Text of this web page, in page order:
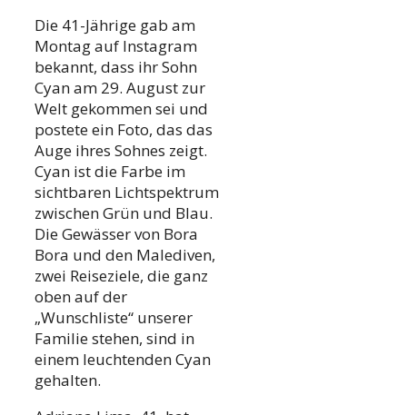
Die 41-Jährige gab am
Montag auf Instagram
bekannt, dass ihr Sohn
Cyan am 29. August zur
Welt gekommen sei und
postete ein Foto, das das
Auge ihres Sohnes zeigt.
Cyan ist die Farbe im
sichtbaren Lichtspektrum
zwischen Grün und Blau.
Die Gewässer von Bora
Bora und den Malediven,
zwei Reiseziele, die ganz
oben auf der
„Wunschliste“ unserer
Familie stehen, sind in
einem leuchtenden Cyan
gehalten.